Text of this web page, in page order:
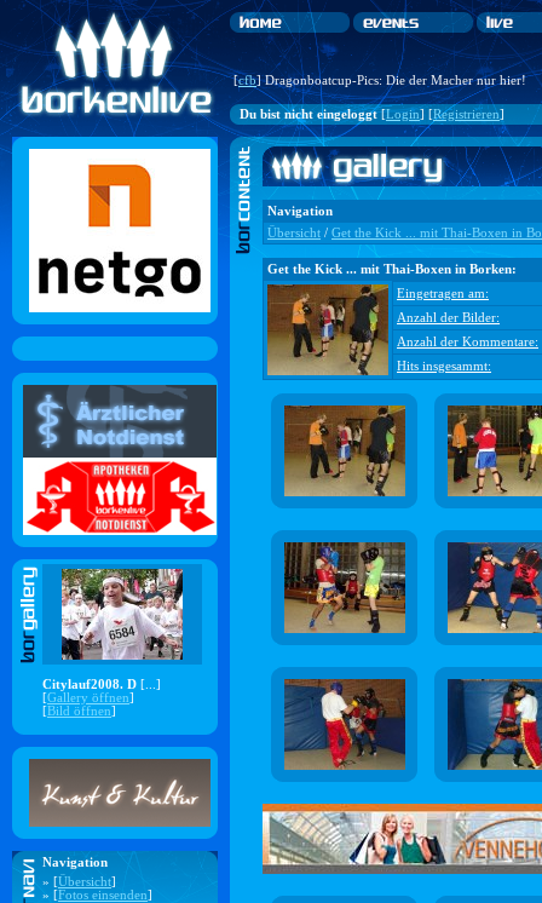
[cfb] Dragonboatcup-Pics: Die der Macher nur hier!
Du bist nicht eingeloggt[Login] [Registrieren]
Citylauf2008. D [...]
[Gallery öffnen]
[Bild öffnen]
Navigation
» [Übersicht]
» [Fotos einsenden]
Navigation
Übersicht / Get the Kick ... mit Thai-Boxen in
Get the Kick ... mit Thai-Boxen in Borken:
Eingetragen am:
Anzahl der Bilder:
Anzahl der Kommentare:
Hits insgesammt: